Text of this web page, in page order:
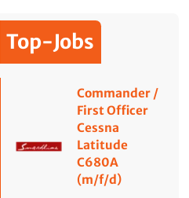
Top-Jobs
Commander /
First Officer
Cessna
Latitude
C680A
(m/f/d)